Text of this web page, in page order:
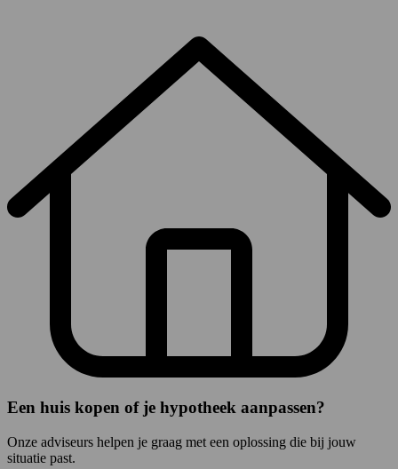
Een huis kopen of je hypotheek aanpassen?
Onze adviseurs helpen je graag met een oplossing die bij jouw
situatie past.